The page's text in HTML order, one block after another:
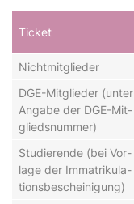
Ticket
Nicht­mit­glie­der
DGE-Mit­glied­er (un­ter
An­ga­be der DGE-Mit­
glieds­num­mer)
Stu­dier­en­de (bei Vor­
la­ge der Im­ma­tri­ku­la­
tions­be­schei­ni­gung)